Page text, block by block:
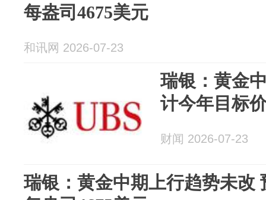
每盎司4675美元
和讯网 2026-07-23
瑞银：黄金
计今年目标
财闻 2026-07-23
瑞银：黄金中期上行趋势未改